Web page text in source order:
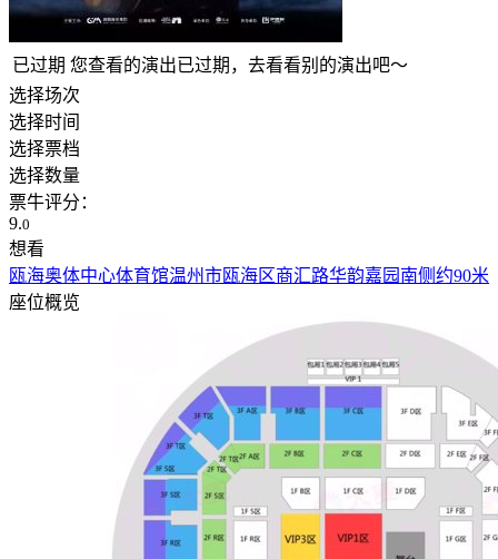
已过期 您查看的演出已过期，去看看别的演出吧～
选择场次
选择时间
选择票档
选择数量
票牛评分：
9.0
想看
瓯海奥体中心体育馆温州市瓯海区商汇路华韵嘉园南侧约90米
座位概览